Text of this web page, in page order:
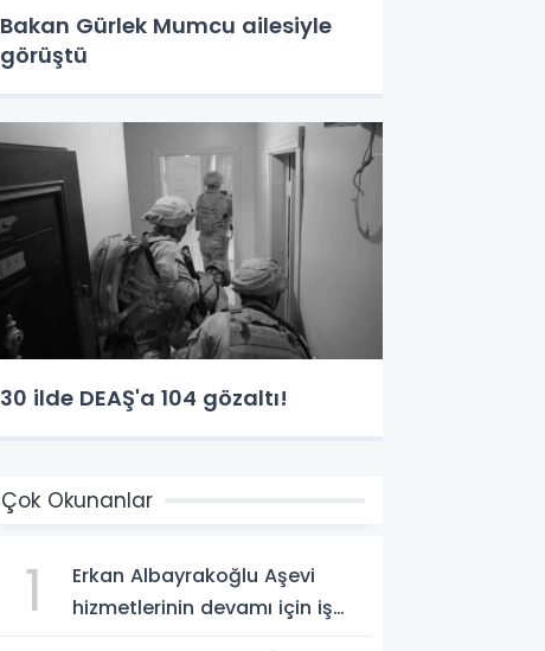
Bakan Gürlek Mumcu ailesiyle
görüştü
30 ilde DEAŞ'a 104 gözaltı!
Çok Okunanlar
1
Erkan Albayrakoğlu Aşevi
hizmetlerinin devamı için iş